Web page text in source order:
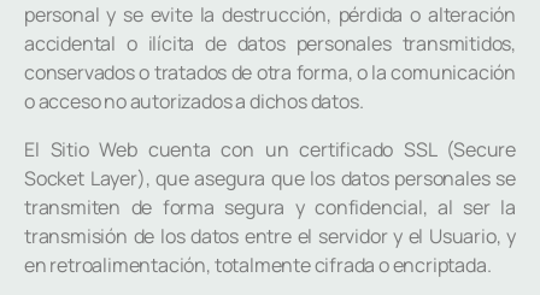
personal y se evite la destrucción, pérdida o alteración
accidental o ilícita de datos personales transmitidos,
conservados o tratados de otra forma, o la comunicación
o acceso no autorizados a dichos datos.
El Sitio Web cuenta con un certificado SSL (Secure
Socket Layer), que asegura que los datos personales se
transmiten de forma segura y confidencial, al ser la
transmisión de los datos entre el servidor y el Usuario, y
en retroalimentación, totalmente cifrada o encriptada.